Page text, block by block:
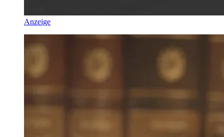
Anzeige